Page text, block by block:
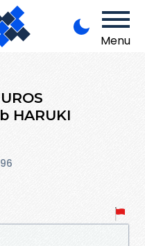
Menu
HARUKI